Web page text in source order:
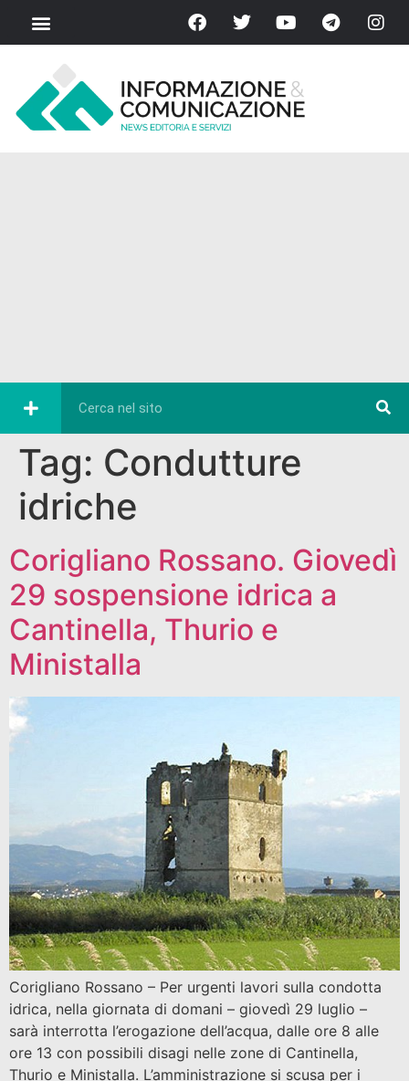
Tag: Condutture
idriche
Corigliano Rossano. Giovedì
29 sospensione idrica a
Cantinella, Thurio e
Ministalla
Corigliano Rossano – Per urgenti lavori sulla condotta
idrica, nella giornata di domani – giovedì 29 luglio –
sarà interrotta l’erogazione dell’acqua, dalle ore 8 alle
ore 13 con possibili disagi nelle zone di Cantinella,
Thurio e Ministalla. L’amministrazione si scusa per i